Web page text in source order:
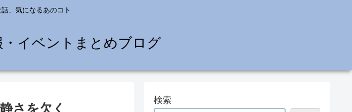
、気になるあのコト
イベントまとめブログ
さを欠く
検索